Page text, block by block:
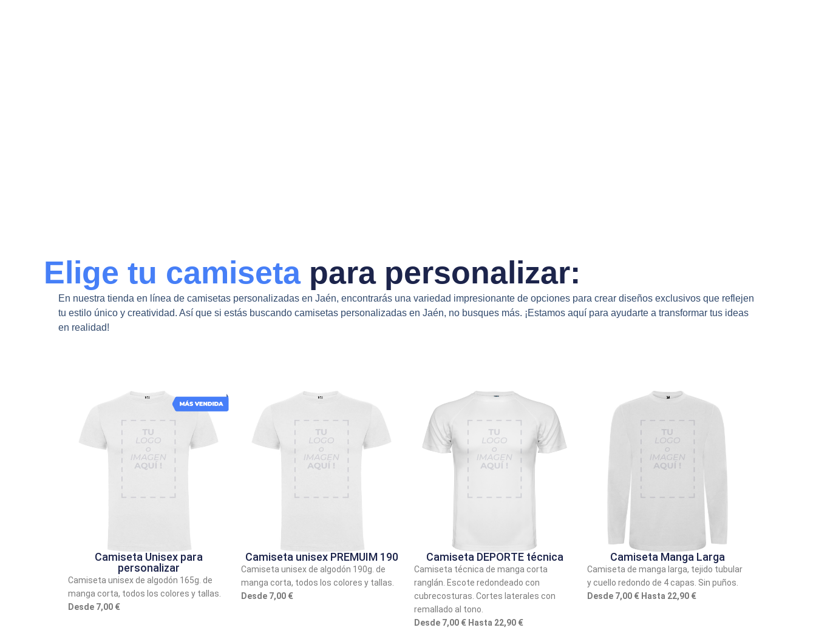
Elige tu camiseta para personalizar:
En nuestra tienda en línea de camisetas personalizadas en Jaén, encontrarás una variedad impresionante de opciones para crear diseños exclusivos que reflejen
tu estilo único y creatividad. Así que si estás buscando camisetas personalizadas en Jaén, no busques más. ¡Estamos aquí para ayudarte a transformar tus ideas
en realidad!
Camiseta Unisex para
personalizar
Camiseta unisex de algodón 165g. de
manga corta, todos los colores y tallas.
Desde 7,00 €
Camiseta unisex PREMUIM 190
Camiseta unisex de algodón 190g. de
manga corta, todos los colores y tallas.
Desde 7,00 €
Camiseta DEPORTE técnica
Camiseta técnica de manga corta
ranglán. Escote redondeado con
cubrecosturas. Cortes laterales con
remallado al tono.
Desde 7,00 € Hasta 22,90 €
Camiseta Manga Larga
Camiseta de manga larga, tejido tubular
y cuello redondo de 4 capas. Sin puños.
Desde 7,00 € Hasta 22,90 €